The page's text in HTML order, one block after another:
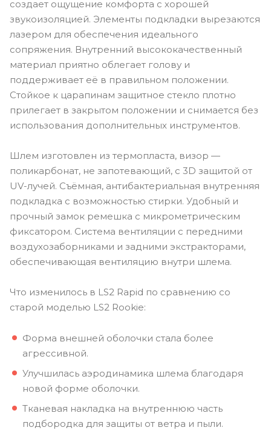
создает ощущение комфорта с хорошей
звукоизоляцией. Элементы подкладки вырезаются
лазером для обеспечения идеального
сопряжения. Внутренний высококачественный
материал приятно облегает голову и
поддерживает её в правильном положении.
Стойкое к царапинам защитное стекло плотно
прилегает в закрытом положении и снимается без
использования дополнительных инструментов.
Шлем изготовлен из термопласта, визор —
поликарбонат, не запотевающий, с 3D защитой от
UV-лучей. Съёмная, антибактериальная внутренняя
подкладка с возможностью стирки. Удобный и
прочный замок ремешка с микрометрическим
фиксатором. Система вентиляции с передними
воздухозаборниками и задними экстракторами,
обеспечивающая вентиляцию внутри шлема.
Что изменилось в LS2 Rapid по сравнению со
старой моделью LS2 Rookie:
Форма внешней оболочки стала более
агрессивной.
Улучшилась аэродинамика шлема благодаря
новой форме оболочки.
Тканевая накладка на внутреннюю часть
подбородка для защиты от ветра и пыли.